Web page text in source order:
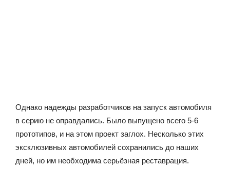
Однако надежды разработчиков на запуск автомобиля
в серию не оправдались. Было выпущено всего 5-6
прототипов, и на этом проект заглох. Несколько этих
эксклюзивных автомобилей сохранились до наших
дней, но им необходима серьёзная реставрация.